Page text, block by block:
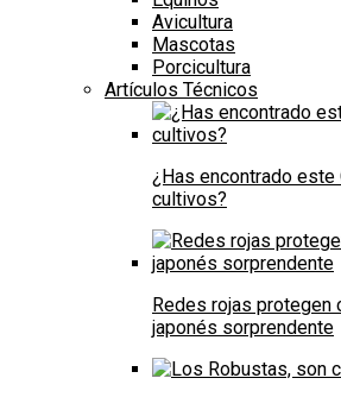
Avicultura
Mascotas
Porcicultura
Artículos Técnicos
¿Has encontrado este
cultivos?
Redes rojas protegen
japonés sorprendente